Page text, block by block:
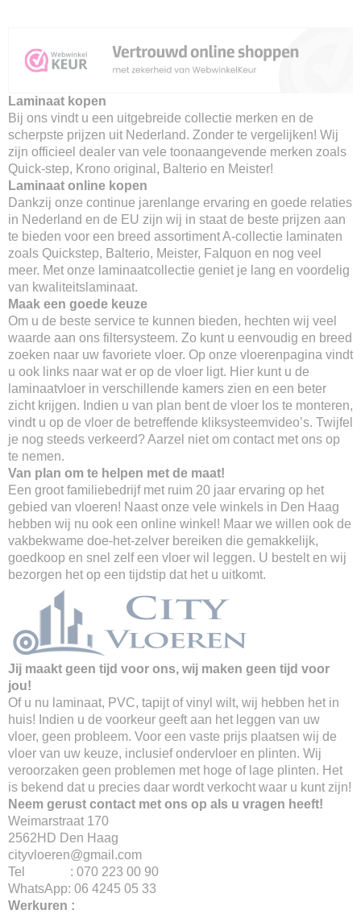
Laminaat kopen
Bij ons vindt u een uitgebreide collectie merken en de
scherpste prijzen uit Nederland. Zonder te vergelijken! Wij
zijn officieel dealer van vele toonaangevende merken zoals
Quick-step, Krono original, Balterio en Meister!
Laminaat online kopen
Dankzij onze continue jarenlange ervaring en goede relaties
in Nederland en de EU zijn wij in staat de beste prijzen aan
te bieden voor een breed assortiment A-collectie laminaten
zoals Quickstep, Balterio, Meister, Falquon en nog veel
meer. Met onze laminaatcollectie geniet je lang en voordelig
van kwaliteitslaminaat.
Maak een goede keuze
Om u de beste service te kunnen bieden, hechten wij veel
waarde aan ons filtersysteem. Zo kunt u eenvoudig en breed
zoeken naar uw favoriete vloer. Op onze vloerenpagina vindt
u ook links naar wat er op de vloer ligt. Hier kunt u de
laminaatvloer in verschillende kamers zien en een beter
zicht krijgen. Indien u van plan bent de vloer los te monteren,
vindt u op de vloer de betreffende kliksysteemvideo’s. Twijfel
je nog steeds verkeerd? Aarzel niet om contact met ons op
te nemen.
Van plan om te helpen met de maat!
Een groot familiebedrijf met ruim 20 jaar ervaring op het
gebied van vloeren! Naast onze vele winkels in Den Haag
hebben wij nu ook een online winkel! Maar we willen ook de
vakbekwame doe-het-zelver bereiken die gemakkelijk,
goedkoop en snel zelf een vloer wil leggen. U bestelt en wij
bezorgen het op een tijdstip dat het u uitkomt.
Jij maakt geen tijd voor ons, wij maken geen tijd voor
jou!
Of u nu laminaat, PVC, tapijt of vinyl wilt, wij hebben het in
huis! Indien u de voorkeur geeft aan het leggen van uw
vloer, geen probleem. Voor een vaste prijs plaatsen wij de
vloer van uw keuze, inclusief ondervloer en plinten. Wij
veroorzaken geen problemen met hoge of lage plinten. Het
is bekend dat u precies daar wordt verkocht waar u kunt zijn!
Neem gerust contact met ons op als u vragen heeft!
Weimarstraat 170
2562HD Den Haag
cityvloeren@gmail.com
Tel : 070 223 00 90
WhatsApp: 06 4245 05 33
Werkuren :